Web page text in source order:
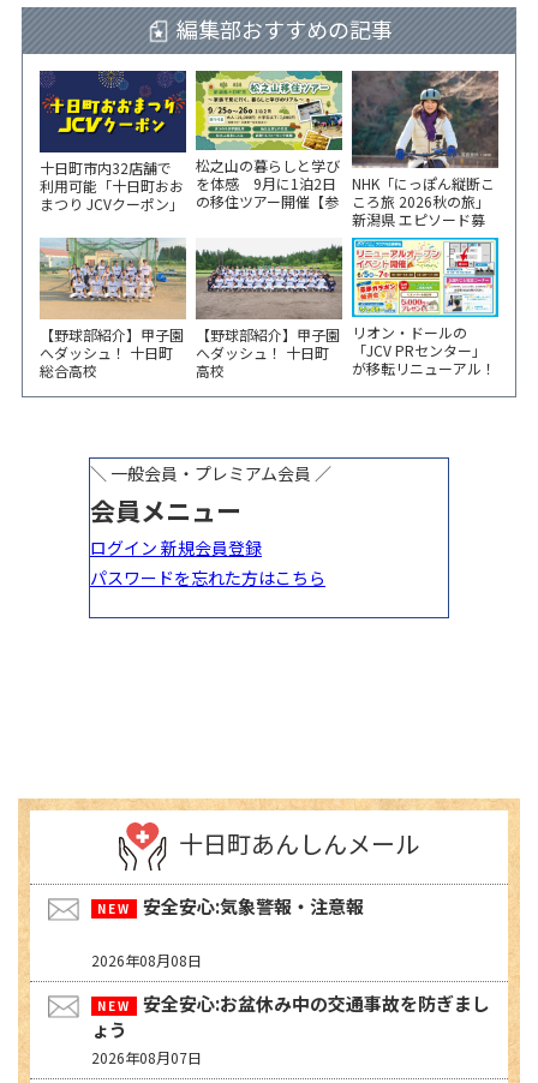
編集部おすすめの記事
十日町市内32店舗で
利用可能「十日町おお
まつり JCVクーポン」
い！
松之山の暮らしと学び
を体感 9月に1泊2日
の移住ツアー開催【参
NHK「にっぽん縦断こ
ころ旅 2026秋の旅」
新潟県 エピソード募
集中！
【野球部紹介】甲子園
へダッシュ！ 十日町
総合高校
【野球部紹介】甲子園
へダッシュ！ 十日町
高校
リオン・ドールの
「JCV PRセンター」
が移転リニューアル！
ベント開催
十日町あんしんメール
安全安心:気象警報・注意報
2026年08月08日
安全安心:お盆休み中の交通事故を防ぎまし
ょう
2026年08月07日